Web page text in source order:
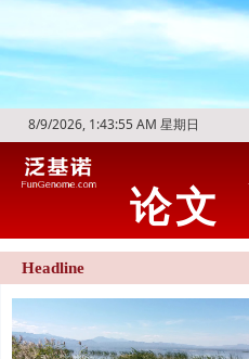
8/9/2026, 1:43:56 AM 星期日
论文
Headline